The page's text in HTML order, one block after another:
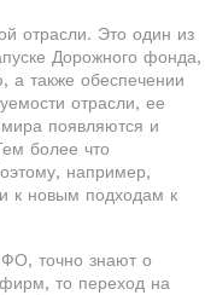
отрасли. Это один из
Дорожного фонда,
а также обеспечении
отрасли, ее
мира появляются и
более что
например,
к новым подходам к
точно знают о
то переход на